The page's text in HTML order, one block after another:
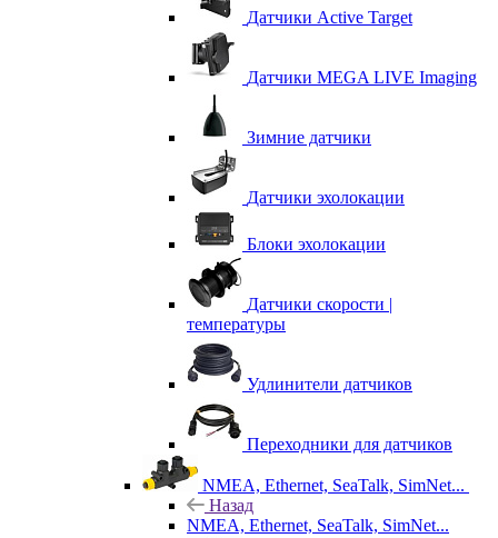
Датчики Active Target
Датчики MEGA LIVE Imaging
Зимние датчики
Датчики эхолокации
Блоки эхолокации
Датчики скорости |
температуры
Удлинители датчиков
Переходники для датчиков
NMEA, Ethernet, SeaTalk, SimNet...
Назад
NMEA, Ethernet, SeaTalk, SimNet...